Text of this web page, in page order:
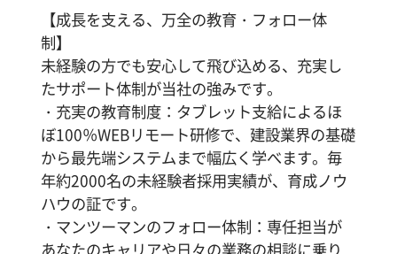
【成長を支える、万全の教育・フォロー体
制】
未経験の方でも安心して飛び込める、充実し
たサポート体制が当社の強みです。
・充実の教育制度：タブレット支給によるほ
ぼ100％WEBリモート研修で、建設業界の基礎
から最先端システムまで幅広く学べます。毎
年約2000名の未経験者採用実績が、育成ノウ
ハウの証です。
・マンツーマンのフォロー体制：専任担当が